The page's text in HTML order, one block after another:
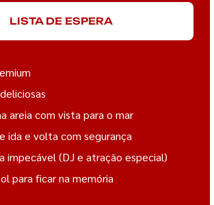
LISTA DE ESPERA
areia com vista para o mar
ida e volta com segurança
impecável (DJ e atração especial)
para ficar na memória